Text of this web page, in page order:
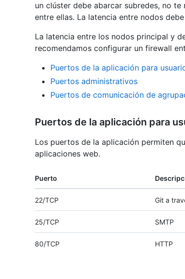
un clúster debe abarcar subredes, no
entre ellas. La latencia entre nodos
La latencia entre los nodos principal y
recomendamos configurar un firewall
Puertos de la aplicación para
Puertos administrativos
Puertos de comunicación de
Puertos de la aplicación para
Los puertos de la aplicación permiten
aplicaciones web.
Puerto
22/TCP Git a
25/TCP SMTP
80/TCP HTTP